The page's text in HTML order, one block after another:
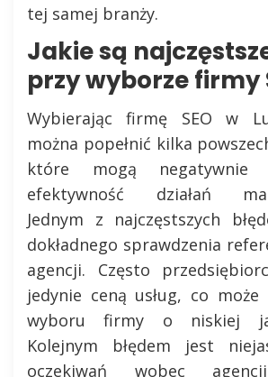
tej samej branży.
Jakie są
przy wyborze firmy
Wybierając firmę SEO w
można popełnić kilka
które mogą negatywnie
efektywność działań
Jednym z najczęstszych
dokładnego sprawdzenia
agencji. Często
jedynie ceną usług, co
wyboru firmy o niskiej
Kolejnym błędem jest
oczekiwań wobec